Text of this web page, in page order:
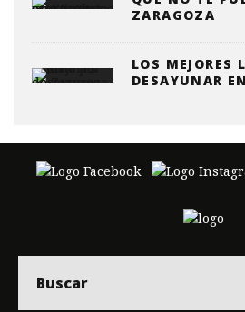
ZARAGOZA
LOS MEJORES
DESAYUNAR